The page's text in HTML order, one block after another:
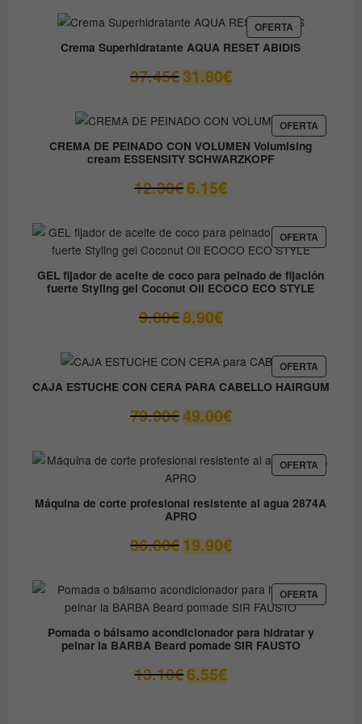
era:
59.05€.
es:
41.33€.
OFERTAPRODUCTO
EN
Crema Superhidratante AQUA RESET ABIDIS
37.45€ El
precio
era:
37.45€.
31.80€El
precio
es:
31.80€.
OFERTA
EN
CREMA DE PEINADO CON VOLUMEN Volumising
cream ESSENSITY SCHWARZKOPF
12.30€El
precio
era:
12.30€.
6.15€El
precio
es:
6.15€.
OFERTA
EN
GEL fijador de aceite de coco para peinado de fijación
fuerte Styling gel Coconut Oil ECOCO ECO STYLE
9.80€ El
precio
era:
9.80€.
8.90€El
precio
es:
8.90€.
OFERTA
EN
CAJA ESTUCHE CON CERA PARA CABELLO HAIRGUM
79.90€ El
precio
era:
79.90€.
49.00€El
precio
es:
OFERTA
EN
Máquina de corte profesional resistente al agua 2874A
APRO
36.00€ El
precio
era:
36.00€.
19.90€El
precio
es:
19.90€.
OFERTA
EN
Pomada o bálsamo acondicionador para hidratar y
peinar la BARBA Beard pomade SIR FAUSTO
13.10€El
precio
6.55€El
precio